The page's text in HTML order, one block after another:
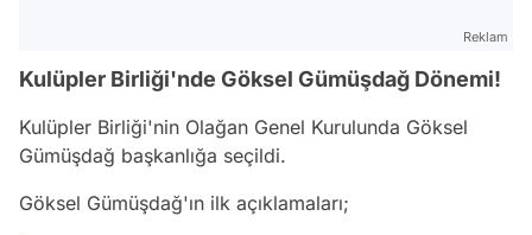
Reklam
Kulüpler Birliği'nde Göksel Gümüşdağ Dönemi!
Kulüpler Birliği'nin Olağan Genel Kurulunda Göksel
Gümüşdağ başkanlığa seçildi.
Göksel Gümüşdağ'ın ilk açıklamaları;